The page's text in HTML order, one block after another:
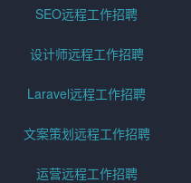
SEO远程工作招聘
设计师远程工作招聘
Laravel远程工作招聘
文案策划远程工作招聘
运营远程工作招聘